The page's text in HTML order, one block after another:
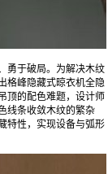
勇于破局。为解决木纹
格峰隐藏式晾衣机全隐
顶的配色难题，设计师
线条收敛木纹的繁杂
特性，实现设备与弧形